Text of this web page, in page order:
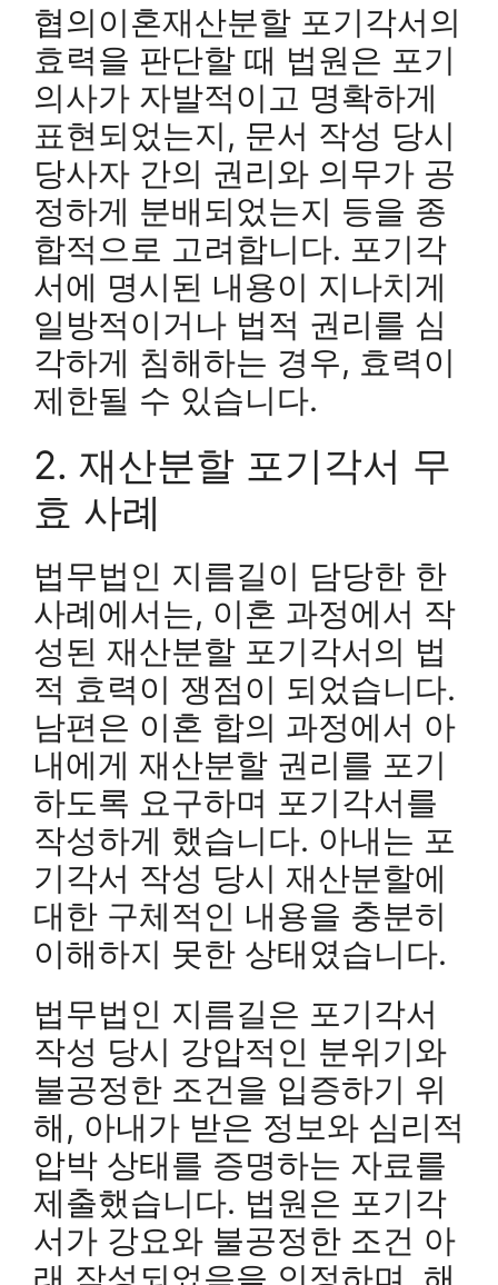
협의이혼재산분할 포기각서의
효력을 판단할 때 법원은 포기
의사가 자발적이고 명확하게
표현되었는지, 문서 작성 당시
당사자 간의 권리와 의무가 공
정하게 분배되었는지 등을 종
합적으로 고려합니다. 포기각
서에 명시된 내용이 지나치게
일방적이거나 법적 권리를 심
각하게 침해하는 경우, 효력이
제한될 수 있습니다.
2. 재산분할 포기각서 무
효 사례
법무법인 지름길이 담당한 한
사례에서는, 이혼 과정에서 작
성된 재산분할 포기각서의 법
적 효력이 쟁점이 되었습니다.
남편은 이혼 합의 과정에서 아
내에게 재산분할 권리를 포기
하도록 요구하며 포기각서를
작성하게 했습니다. 아내는 포
기각서 작성 당시 재산분할에
대한 구체적인 내용을 충분히
이해하지 못한 상태였습니다.
법무법인 지름길은 포기각서
작성 당시 강압적인 분위기와
불공정한 조건을 입증하기 위
해, 아내가 받은 정보와 심리적
압박 상태를 증명하는 자료를
제출했습니다. 법원은 포기각
서가 강요와 불공정한 조건 아
래 작성되었음을 인정하며, 해